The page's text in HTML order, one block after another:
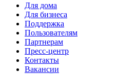
Для дома
Для бизнеса
Поддержка
Пользователям
Партнерам
Пресс-центр
Контакты
Вакансии